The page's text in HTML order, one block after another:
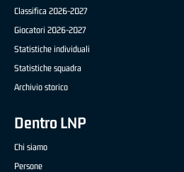
Classifica 2026-2027
Giocatori 2026-2027
Statistiche individuali
Statistiche squadra
Archivio storico
Dentro LNP
Chi siamo
Persone